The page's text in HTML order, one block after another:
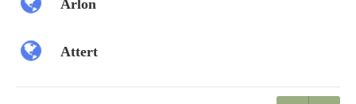
Arlon
Attert